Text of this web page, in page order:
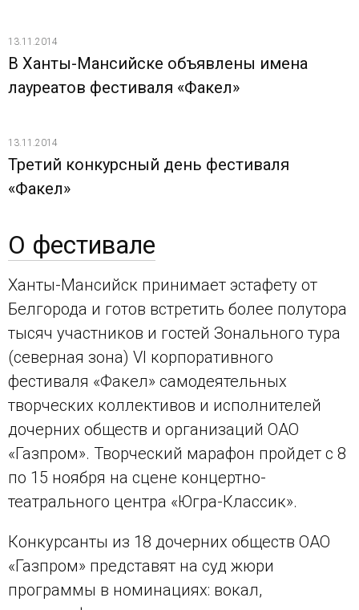
13.11.2014
В Ханты-Мансийске объявлены имена
лауреатов фестиваля «Факел»
13.11.2014
Третий конкурсный день фестиваля
«Факел»
О фестивале
Ханты-Мансийск принимает эстафету от
Белгорода и готов встретить более полутора
тысяч участников и гостей Зонального тура
(северная зона) VI корпоративного
фестиваля «Факел» самодеятельных
творческих коллективов и исполнителей
дочерних обществ и организаций ОАО
«Газпром». Творческий марафон пройдет с 8
по 15 ноября на сцене концертно-
театрального центра «Югра-Классик».
Конкурсанты из 18 дочерних обществ ОАО
«Газпром» представят на суд жюри
программы в номинациях: вокал,